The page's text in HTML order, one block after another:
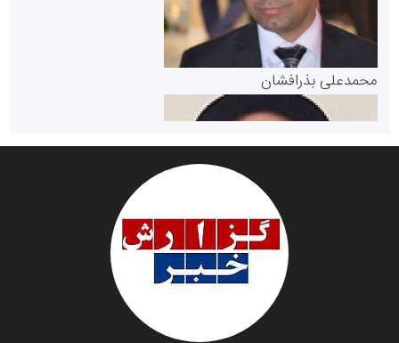
پایگاه خبری گفتمان یزد
دانشگاه سئوی ایران
سازمان صنعت،معدن و تجارت
محمدعلی بذرافشان
مریم حاج نوروز نظری